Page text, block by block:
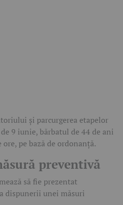
și parcurgerea etapelor
9 iunie, bărbatul de 44 de ani
pe bază de ordonanță.
preventivă
să fie prezentat
dispunerii unei măsuri